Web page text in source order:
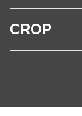
CROP